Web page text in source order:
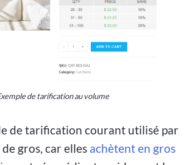
de tarification au volume
de tarification courant utilisé par
gros, car elles achètent en gros